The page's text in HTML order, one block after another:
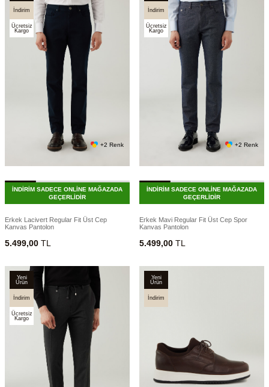
İndirim
Ücretsiz
Kargo
+2 Renk
İNDİRİM SADECE ONLİNE MAĞAZADA
GEÇERLİDİR
Erkek Lacivert Regular Fit Üst Cep
Kanvas Pantolon
5.499,00 TL
İndirim
Ücretsiz
Kargo
+2 Renk
İNDİRİM SADECE ONLİNE MAĞAZADA
GEÇERLİDİR
Erkek Mavi Regular Fit Üst Cep Spor
Kanvas Pantolon
5.499,00 TL
Yeni
Ürün
İndirim
Ücretsiz
Kargo
Yeni
Ürün
İndirim